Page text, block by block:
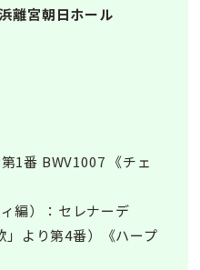
離宮朝日ホール
1番 BWV1007 《チェ
編）：セレナーデ
より第4番）《ハープ